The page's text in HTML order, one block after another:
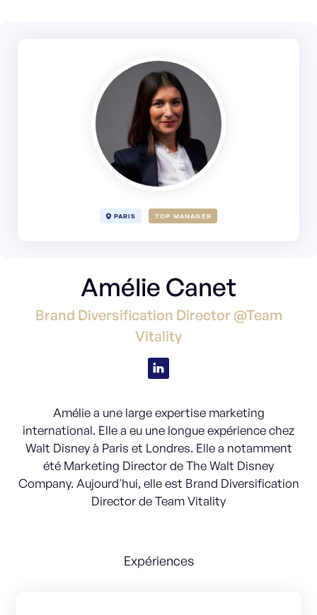
PARIS TOP MANAGER
Amélie Canet
Brand Diversification Director @Team
Vitality
Amélie a une large expertise marketing
international. Elle a eu une longue expérience chez
Walt Disney à Paris et Londres. Elle a notamment
été Marketing Director de The Walt Disney
Company. Aujourd'hui, elle est Brand Diversification
Director de Team Vitality
Expériences